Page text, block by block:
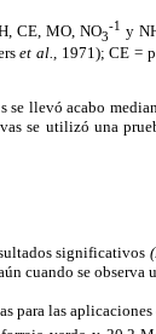
CE, MO, NO3
-1 y
et al., 1971); CE =
llevó acabo
se utilizó una
significativos
cuando se
para las